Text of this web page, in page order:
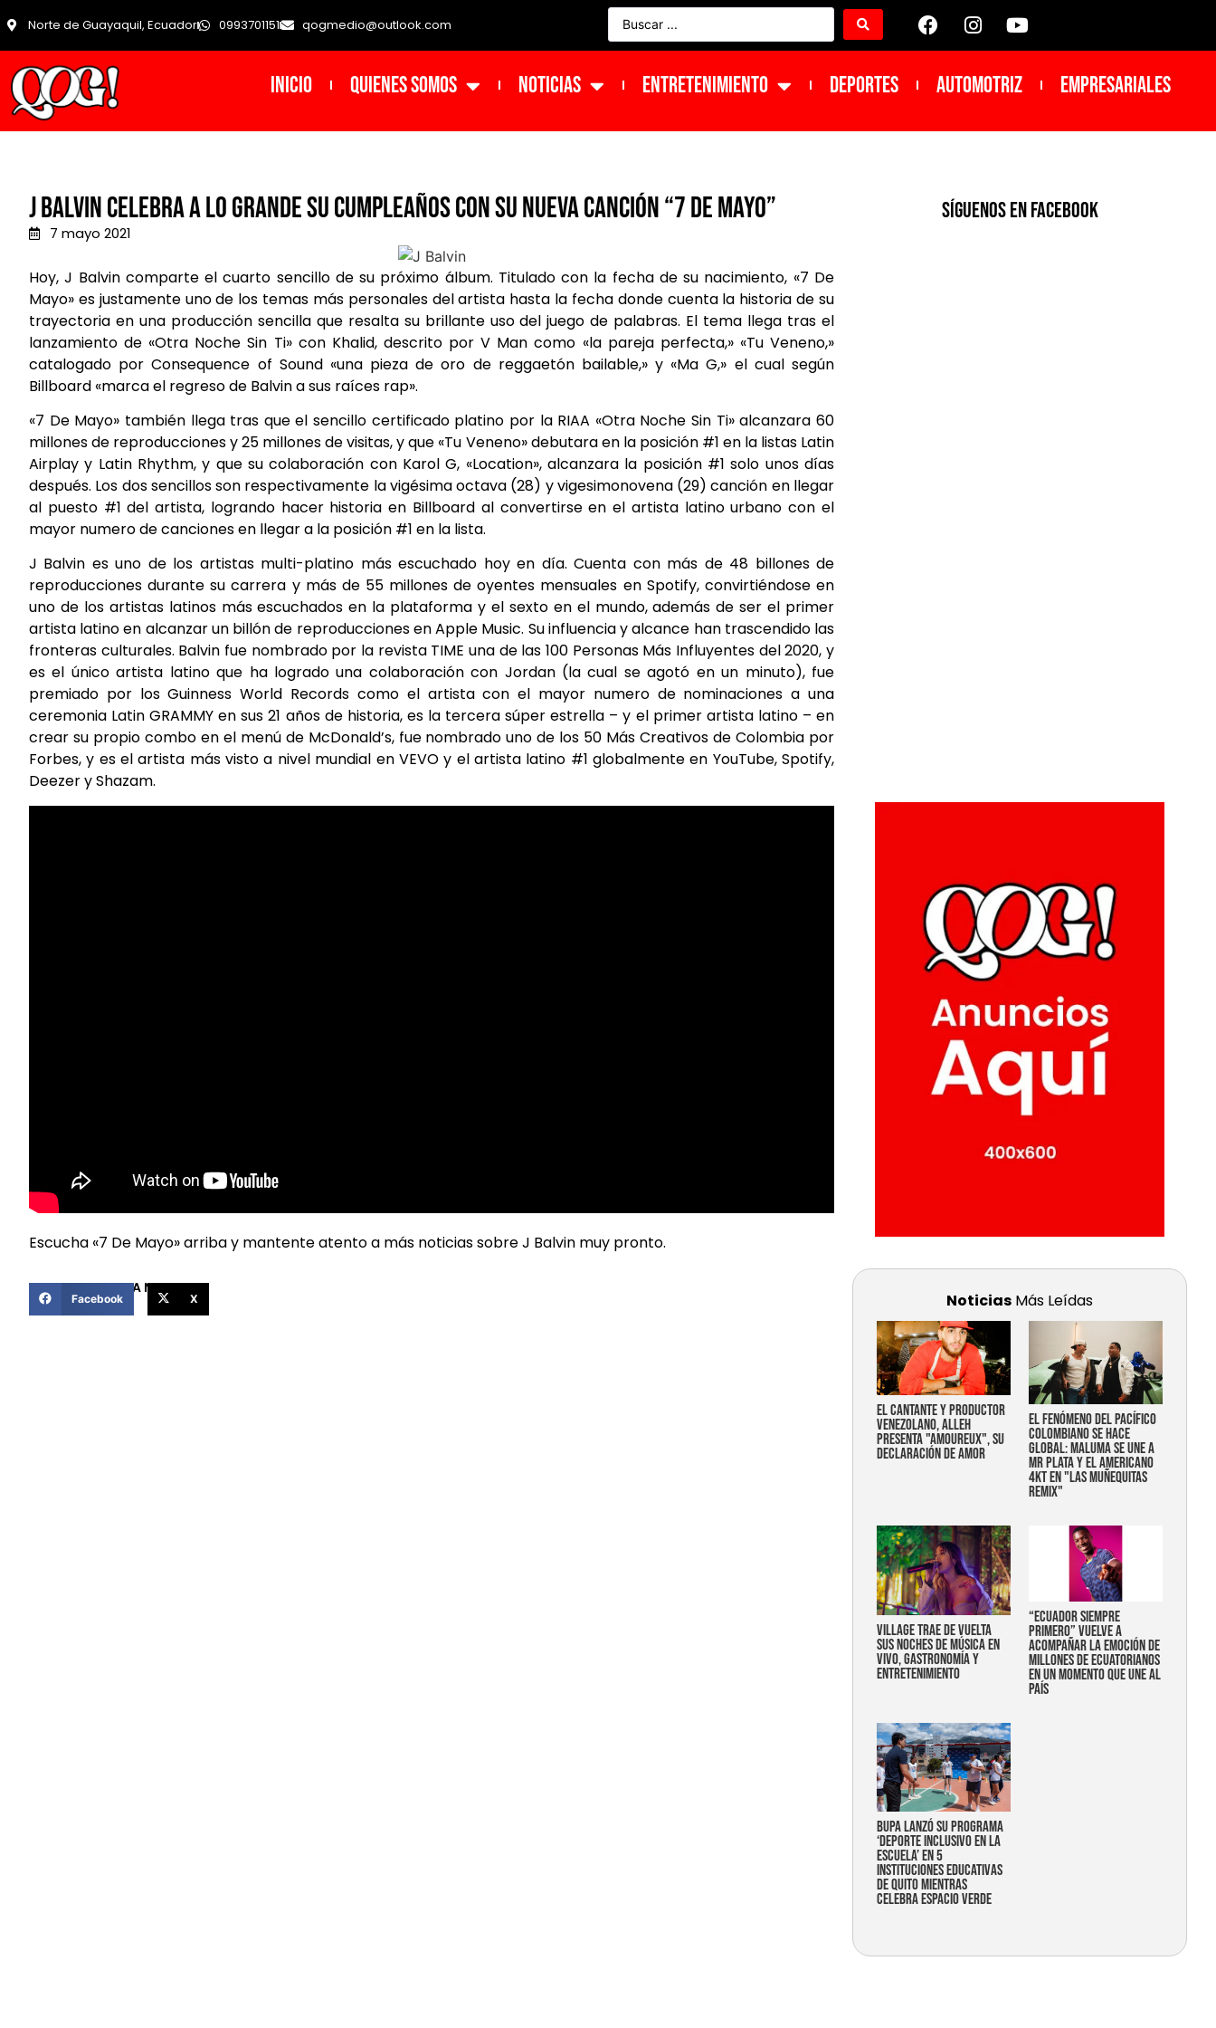
Norte de Guayaquil, Ecuador 0993701151 qogmedio@outlook.com
INICIO Quienes Somos NOTICIAS ENTRETENIMIENTO DEPORTES Automotriz Empresariales
J Balvin celebra a lo grande su cumpleaños con su nueva canción “7 de Mayo”
7 mayo 2021
Hoy, J Balvin comparte el cuarto sencillo de su próximo álbum. Titulado con la fecha de su nacimiento, «7 De
Mayo» es justamente uno de los temas más personales del artista hasta la fecha donde cuenta la historia de su
trayectoria en una producción sencilla que resalta su brillante uso del juego de palabras. El tema llega tras el
lanzamiento de «Otra Noche Sin Ti» con Khalid, descrito por V Man como «la pareja perfecta,» «Tu Veneno,»
catalogado por Consequence of Sound «una pieza de oro de reggaetón bailable,» y «Ma G,» el cual según
Billboard «marca el regreso de Balvin a sus raíces rap».
«7 De Mayo» también llega tras que el sencillo certificado platino por la RIAA «Otra Noche Sin Ti» alcanzara 60
millones de reproducciones y 25 millones de visitas, y que «Tu Veneno» debutara en la posición #1 en la listas Latin
Airplay y Latin Rhythm, y que su colaboración con Karol G, «Location», alcanzara la posición #1 solo unos días
después. Los dos sencillos son respectivamente la vigésima octava (28) y vigesimonovena (29) canción en llegar
al puesto #1 del artista, logrando hacer historia en Billboard al convertirse en el artista latino urbano con el
mayor numero de canciones en llegar a la posición #1 en la lista.
J Balvin es uno de los artistas multi-platino más escuchado hoy en día. Cuenta con más de 48 billones de
reproducciones durante su carrera y más de 55 millones de oyentes mensuales en Spotify, convirtiéndose en
uno de los artistas latinos más escuchados en la plataforma y el sexto en el mundo, además de ser el primer
artista latino en alcanzar un billón de reproducciones en Apple Music. Su influencia y alcance han trascendido las
fronteras culturales. Balvin fue nombrado por la revista TIME una de las 100 Personas Más Influyentes del 2020, y
es el único artista latino que ha logrado una colaboración con Jordan (la cual se agotó en un minuto), fue
premiado por los Guinness World Records como el artista con el mayor numero de nominaciones a una
ceremonia Latin GRAMMY en sus 21 años de historia, es la tercera súper estrella – y el primer artista latino – en
crear su propio combo en el menú de McDonald’s, fue nombrado uno de los 50 Más Creativos de Colombia por
Forbes, y es el artista más visto a nivel mundial en VEVO y el artista latino #1 globalmente en YouTube, Spotify,
Deezer y Shazam.
Escucha «7 De Mayo» arriba y mantente atento a más noticias sobre J Balvin muy pronto.
COMPARTIR ESTA NOTICIA
Facebook X
SíGUENOS EN FACEBOOK
Noticias Más Leídas
EL CANTANTE Y PRODUCTOR
VENEZOLANO, ALLEH
PRESENTA "AMOUREUX", SU
DECLARACIÓN DE AMOR
EL FENÓMENO DEL PACÍFICO
COLOMBIANO SE HACE
GLOBAL: MALUMA SE UNE A
MR PLATA Y EL AMERICANO
4KT EN "LAS MUÑEQUITAS
REMIX"
Village trae de vuelta
sus noches de música en
vivo, gastronomía y
entretenimiento
“Ecuador siempre
primero” vuelve a
acompañar la emoción de
millones de ecuatorianos
en un momento que une al
país
Bupa lanzó su programa
‘Deporte Inclusivo en la
Escuela’ en 5
instituciones educativas
de Quito mientras
celebra espacio verde